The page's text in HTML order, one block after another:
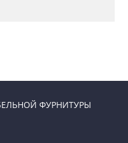
ФУРНИТУРЫ